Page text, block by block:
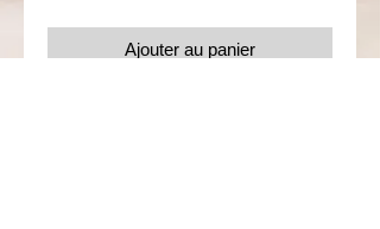
Ajouter au panier